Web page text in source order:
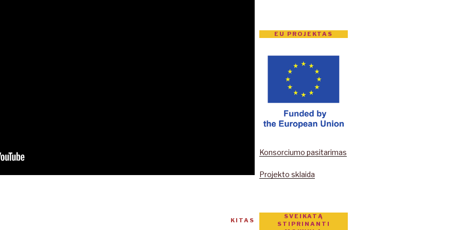
KITAS
EU PROJEKTAS
Konsorciumo pasitarimas
Projekto sklaida
SVEIKATĄ
STIPRINANTI